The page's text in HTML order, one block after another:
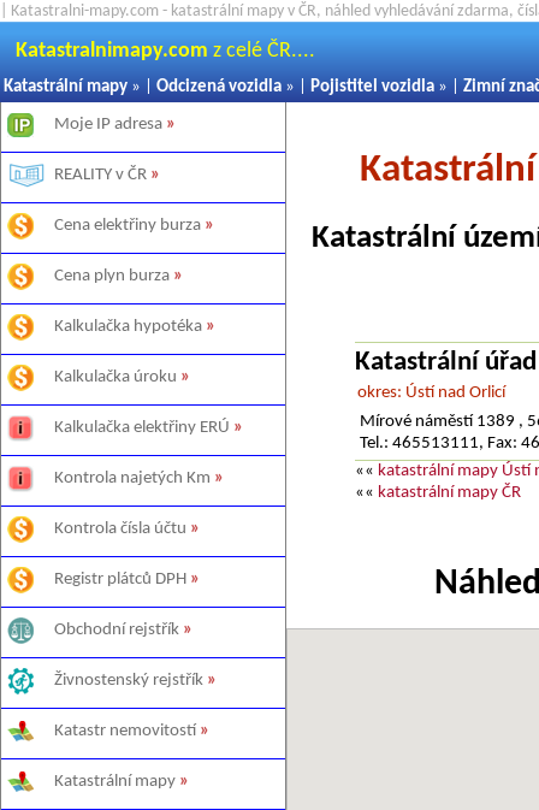
| Katastralni-mapy.com - katastrální mapy v ČR, náhled vyhledávání zdarma,
Katastralnimapy.com z celé ČR....
Katastrální mapy » | Odcizená vozidla » | Pojistitel vozidla » | Zimní
Moje IP adresa »
REALITY v ČR »
Cena elektřiny burza »
Cena plyn burza »
Kalkulačka hypotéka »
Kalkulačka úroku »
Kalkulačka elektřiny ERÚ »
Kontrola najetých Km »
Kontrola čísla účtu »
Registr plátců DPH »
Obchodní rejstřík »
Živnostenský rejstřík »
Katastr nemovitostí »
Katastrální mapy »
Katastrální
Katastrální
okres: Ústí nad Orlicí
Mírové náměstí 1389 ,
Tel.: 465513111, Fax:
«« katastrální mapy Ústí
«« katastrální mapy ČR